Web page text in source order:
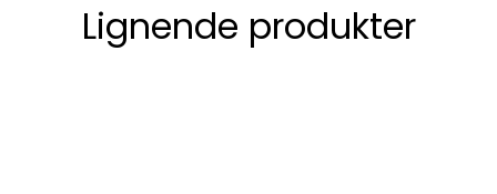
Lignende produkter